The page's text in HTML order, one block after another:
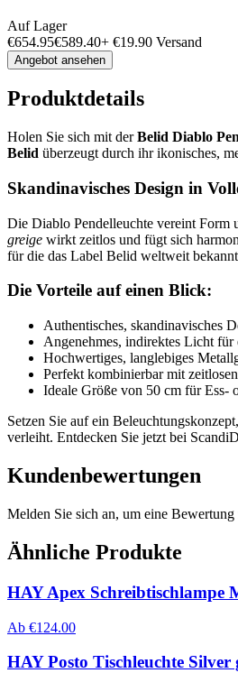
Auf Lager
€654.95€589.40+ €19.90 Versand
Angebot ansehen
Produktdetails
Holen Sie sich mit derBelid Diablo
Belid überzeugt durch ihr ikonisches,
Skandinavisches Design in
Die Diablo Pendelleuchte vereint Form
greige wirkt zeitlos und fügt sich
für die das Label Belid weltweit
Die Vorteile auf einen Blick:
Authentisches, skandinavisches
Angenehmes, indirektes Licht
Hochwertiges, langlebiges
Perfekt kombinierbar mit
Ideale Größe von 50 cm für Ess-
Setzen Sie auf ein
verleiht. Entdecken Sie jetzt bei
Kundenbewertungen
Melden Sie sich an, um eine Bewertung
Ähnliche Produkte
HAY Apex Schreibtischlampe
Ab €124.00
HAY Posto Tischleuchte Silver